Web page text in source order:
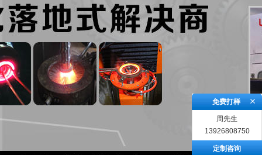
免费打样
周先生
13926808750
定制咨询